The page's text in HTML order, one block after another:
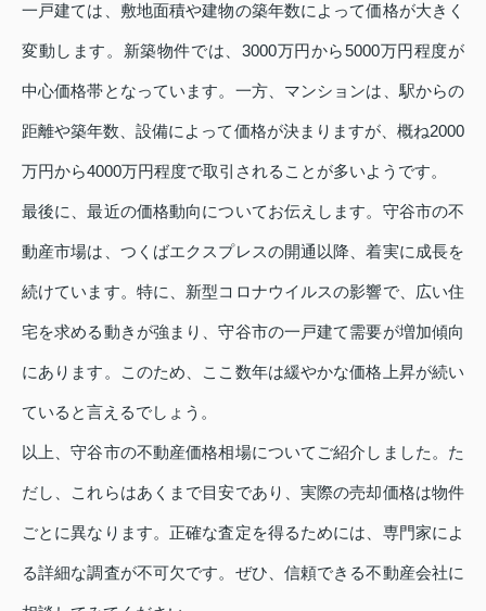
一戸建ては、敷地面積や建物の築年数によって価格が大きく
変動します。新築物件では、3000万円から5000万円程度が
中心価格帯となっています。一方、マンションは、駅からの
距離や築年数、設備によって価格が決まりますが、概ね2000
万円から4000万円程度で取引されることが多いようです。
最後に、最近の価格動向についてお伝えします。守谷市の不
動産市場は、つくばエクスプレスの開通以降、着実に成長を
続けています。特に、新型コロナウイルスの影響で、広い住
宅を求める動きが強まり、守谷市の一戸建て需要が増加傾向
にあります。このため、ここ数年は緩やかな価格上昇が続い
ていると言えるでしょう。
以上、守谷市の不動産価格相場についてご紹介しました。た
だし、これらはあくまで目安であり、実際の売却価格は物件
ごとに異なります。正確な査定を得るためには、専門家によ
る詳細な調査が不可欠です。ぜひ、信頼できる不動産会社に